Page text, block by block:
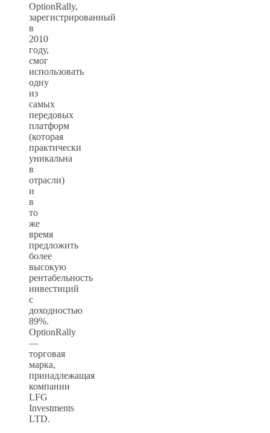
OptionRally,
зарегистрированный
в
2010
году,
смог
использовать
одну
из
самых
передовых
платформ
(которая
практически
уникальна
в
отрасли)
и
в
то
же
время
предложить
более
высокую
рентабельность
инвестиций
с
доходностью
89%.
OptionRally
—
торговая
марка,
принадлежащая
компании
LFG
Investments
LTD.